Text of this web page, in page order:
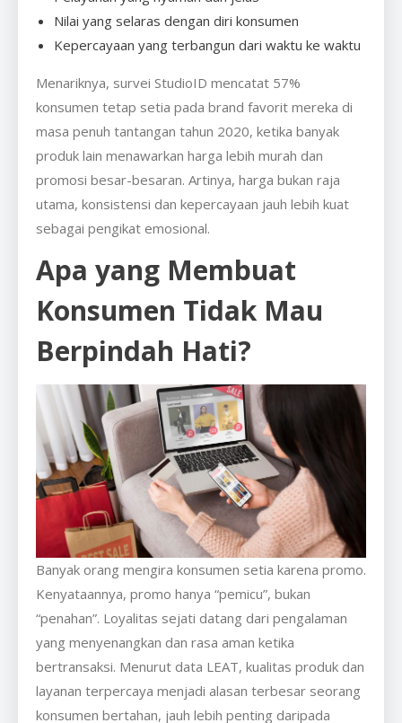
Nilai yang selaras dengan diri konsumen
Kepercayaan yang terbangun dari waktu ke waktu
Menariknya, survei StudioID mencatat 57%
konsumen tetap setia pada brand favorit mereka di
masa penuh tantangan tahun 2020, ketika banyak
produk lain menawarkan harga lebih murah dan
promosi besar-besaran. Artinya, harga bukan raja
utama, konsistensi dan kepercayaan jauh lebih kuat
sebagai pengikat emosional.
Apa yang Membuat
Konsumen Tidak Mau
Berpindah Hati?
Banyak orang mengira konsumen setia karena promo.
Kenyataannya, promo hanya “pemicu”, bukan
“penahan”. Loyalitas sejati datang dari pengalaman
yang menyenangkan dan rasa aman ketika
bertransaksi. Menurut data LEAT, kualitas produk dan
layanan terpercaya menjadi alasan terbesar seorang
konsumen bertahan, jauh lebih penting daripada